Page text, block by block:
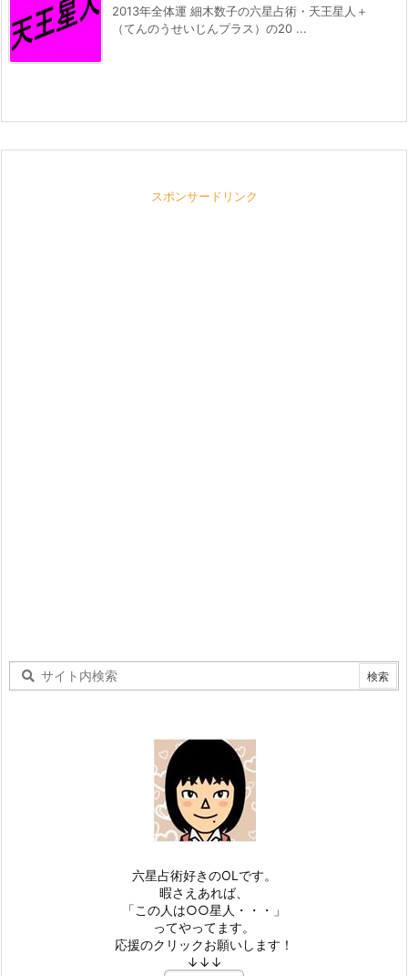
2013年全体運 細木数子の六星占術・天王星人＋
（てんのうせいじんプラス）の20 ...
スポンサードリンク
六星占術好きのOLです。
暇さえあれば、
「この人は○○星人・・・」
ってやってます。
応援のクリックお願いします！
↓↓↓